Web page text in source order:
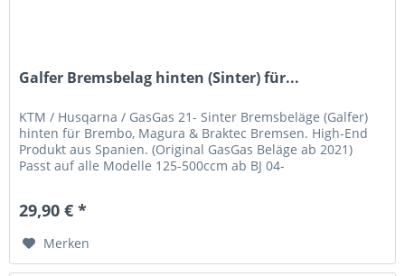
Galfer Bremsbelag hinten (Sinter) für...
KTM / Husqarna / GasGas 21- Sinter Bremsbeläge (Galfer)
hinten für Brembo, Magura & Braktec Bremsen. High-End
Produkt aus Spanien. (Original GasGas Beläge ab 2021)
Passt auf alle Modelle 125-500ccm ab BJ 04-
29,90 € *
Merken